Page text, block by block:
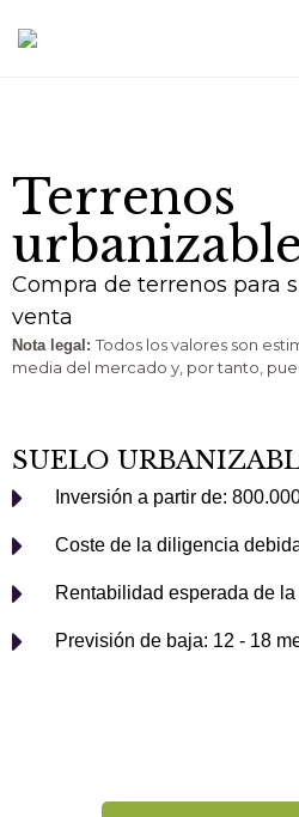
Terrenos
Compra de terrenos para
venta
Nota legal:Todos los valores son
media del mercado y, por tanto,
SUELO
Inversión a partir de:
Coste de la diligencia
Rentabilidad esperada de la
Previsión de baja: 12 - 18